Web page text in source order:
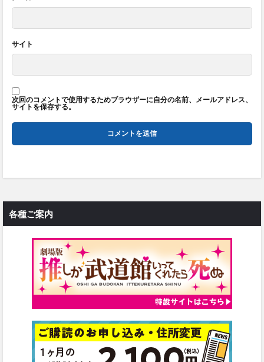
サイト
次回のコメントで使用するためブラウザーに自分の名前、メールアドレス、
サイトを保存する。
各種ご案内